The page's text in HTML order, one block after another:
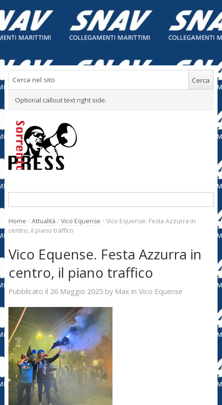
Optional callout text right side.
Home / Attualità / Vico Equense / Vico Equense. Festa Azzurra in
centro, il piano traffico
Vico Equense. Festa Azzurra in
centro, il piano traffico
Pubblicato il 26 Maggio 2025by Max in Vico Equense